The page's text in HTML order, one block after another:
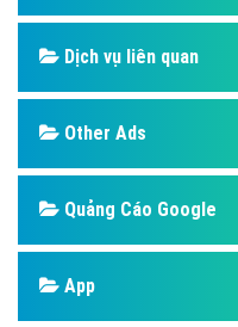
Dịch vụ liên quan
Other Ads
Quảng Cáo Google
App